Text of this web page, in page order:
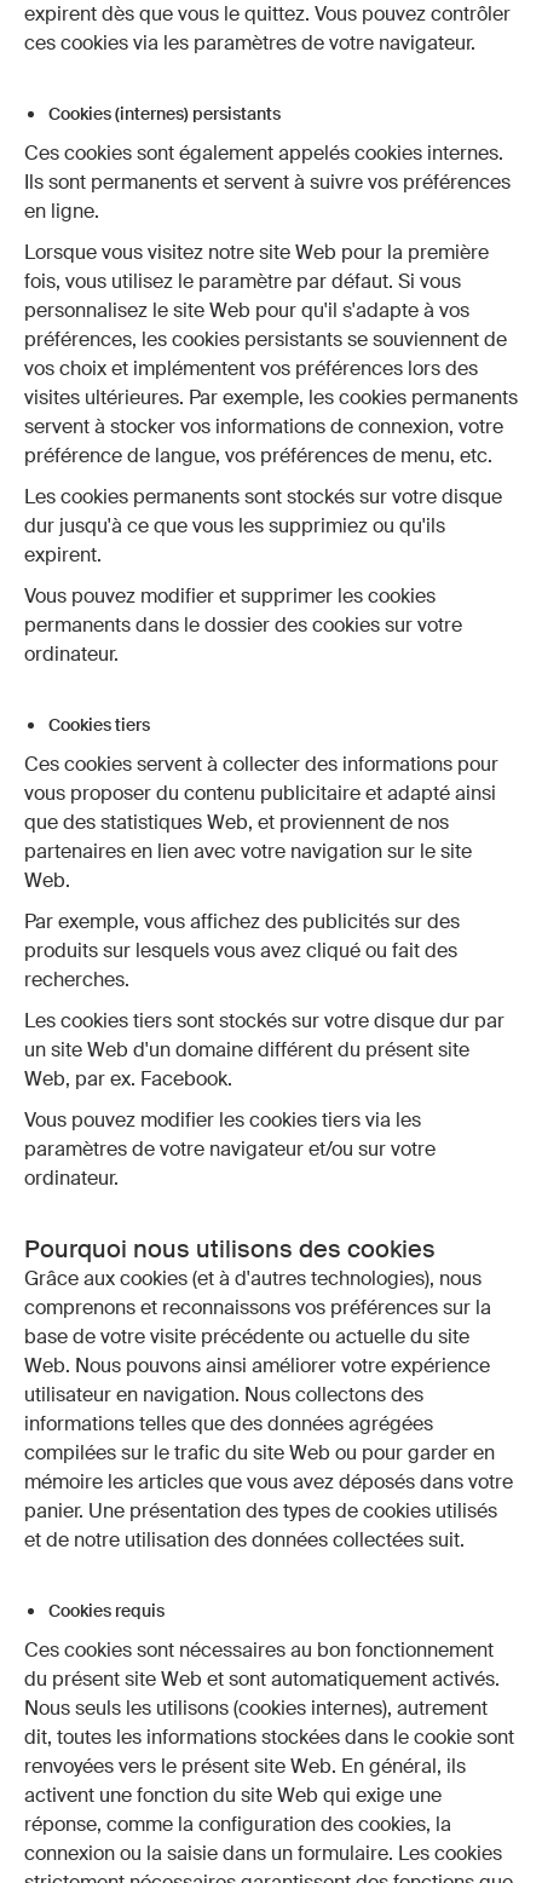
expirent dès que vous le quittez. Vous pouvez contrôler
ces cookies via les paramètres de votre navigateur.
Cookies (internes) persistants
Ces cookies sont également appelés cookies internes.
Ils sont permanents et servent à suivre vos préférences
en ligne.
Lorsque vous visitez notre site Web pour la première
fois, vous utilisez le paramètre par défaut. Si vous
personnalisez le site Web pour qu'il s'adapte à vos
préférences, les cookies persistants se souviennent de
vos choix et implémentent vos préférences lors des
visites ultérieures. Par exemple, les cookies permanents
servent à stocker vos informations de connexion, votre
préférence de langue, vos préférences de menu, etc.
Les cookies permanents sont stockés sur votre disque
dur jusqu'à ce que vous les supprimiez ou qu'ils
expirent.
Vous pouvez modifier et supprimer les cookies
permanents dans le dossier des cookies sur votre
ordinateur.
Cookies tiers
Ces cookies servent à collecter des informations pour
vous proposer du contenu publicitaire et adapté ainsi
que des statistiques Web, et proviennent de nos
partenaires en lien avec votre navigation sur le site
Web.
Par exemple, vous affichez des publicités sur des
produits sur lesquels vous avez cliqué ou fait des
recherches.
Les cookies tiers sont stockés sur votre disque dur par
un site Web d'un domaine différent du présent site
Web, par ex. Facebook.
Vous pouvez modifier les cookies tiers via les
paramètres de votre navigateur et/ou sur votre
ordinateur.
Pourquoi nous utilisons des cookies
Grâce aux cookies (et à d'autres technologies), nous
comprenons et reconnaissons vos préférences sur la
base de votre visite précédente ou actuelle du site
Web. Nous pouvons ainsi améliorer votre expérience
utilisateur en navigation. Nous collectons des
informations telles que des données agrégées
compilées sur le trafic du site Web ou pour garder en
mémoire les articles que vous avez déposés dans votre
panier. Une présentation des types de cookies utilisés
et de notre utilisation des données collectées suit.
Cookies requis
Ces cookies sont nécessaires au bon fonctionnement
du présent site Web et sont automatiquement activés.
Nous seuls les utilisons (cookies internes), autrement
dit, toutes les informations stockées dans le cookie sont
renvoyées vers le présent site Web. En général, ils
activent une fonction du site Web qui exige une
réponse, comme la configuration des cookies, la
connexion ou la saisie dans un formulaire. Les cookies